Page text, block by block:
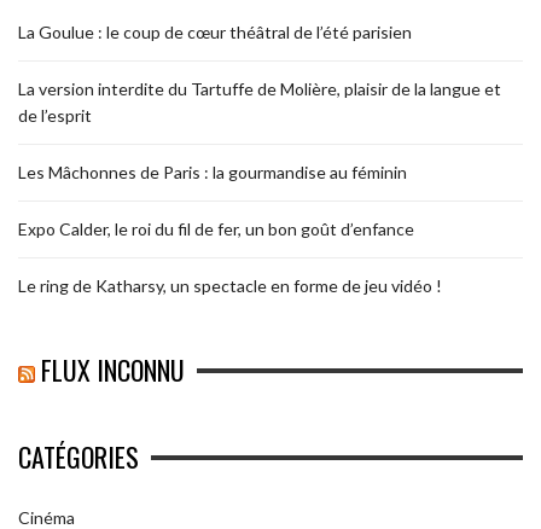
La Goulue : le coup de cœur théâtral de l’été parisien
La version interdite du Tartuffe de Molière, plaisir de la langue et
de l’esprit
Les Mâchonnes de Paris : la gourmandise au féminin
Expo Calder, le roi du fil de fer, un bon goût d’enfance
Le ring de Katharsy, un spectacle en forme de jeu vidéo !
FLUX INCONNU
CATÉGORIES
Cinéma